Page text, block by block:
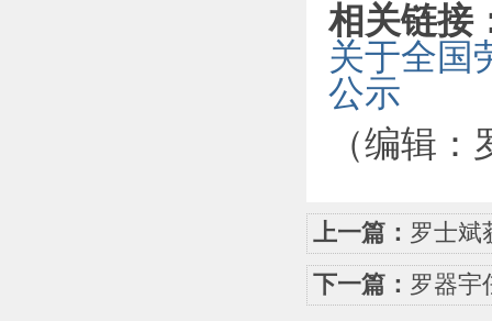
相关链接
关于全国
公示
（编辑：
上一篇： 罗士斌
下一篇： 罗器宇